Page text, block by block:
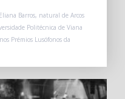
Barros, natural de Arcos
Politécnica de Viana
Prémios Lusófonos da